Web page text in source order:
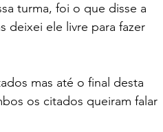
turma, foi o que disse a
deixei ele livre para fazer
mas até o final desta
os citados queiram falar